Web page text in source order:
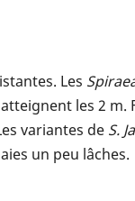
Les
les 2
variantes de S.
un peu lâches.